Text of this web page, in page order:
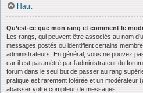
Haut
Qu’est-ce que mon rang et comment le
Les rangs, qui peuvent être associés au nom
messages postés ou identifient certains
administrateurs. En général, vous ne pouvez
car il est paramétré par l’administrateur du
forum dans le seul but de passer au rang
pratique est rarement tolérée et un modérateur
abaisser votre compteur de messages.